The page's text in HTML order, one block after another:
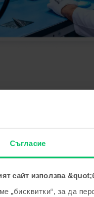
Съгласие
сайт използва
„бисквитки“, за да
устройство?
което вече е
то се
до 67 теста за
леки признаци на